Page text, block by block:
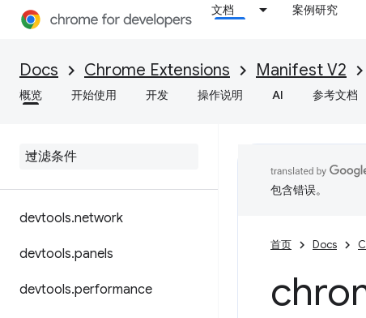
文档 案例研究
Docs Chrome Extensions Manifest V2
概览 开始使用 开发 操作说明 AI 参考文档
declarativeNetRequest
desktopCapture
devtools.network
devtools.panels
devtools.performance
包含错误。
首页 Docs